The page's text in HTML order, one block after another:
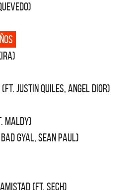
JUSTIN QUILES, ANGEL DIOR)
MALDY)
GYAL, SEAN PAUL)
(FT. SECH)